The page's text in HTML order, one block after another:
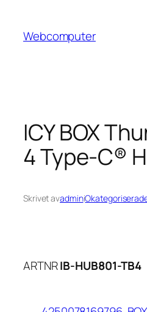
innehåll
Webcomputer
ICY BOX
4 Type-C®
Skrivet avadmini
ARTNRIB-HUB801-TB4